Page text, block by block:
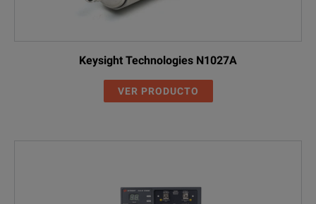
Keysight Technologies N1027A
VER PRODUCTO